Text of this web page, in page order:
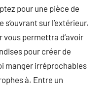
pour une pièce de
sur l’extérieur.
permettra d’avoir
pour créer de
manger irréprochables
à. Entre un